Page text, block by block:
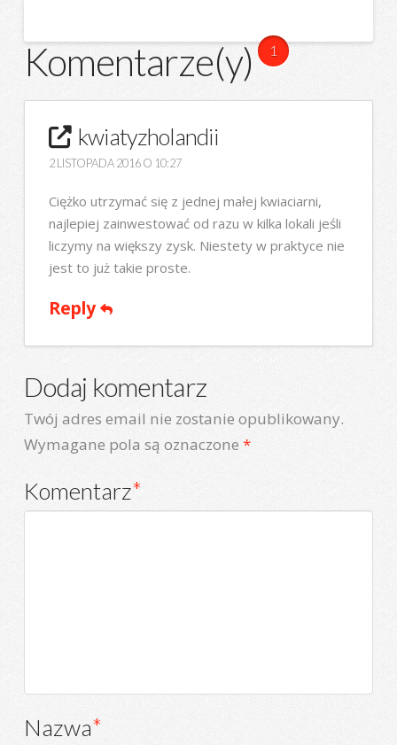
Komentarze(y) 1
kwiatyzholandii
2 LISTOPADA 2016 O 10:27
Ciężko utrzymać się z jednej małej kwiaciarni,
najlepiej zainwestować od razu w kilka lokali jeśli
liczymy na większy zysk. Niestety w praktyce nie
jest to już takie proste.
Reply
Dodaj komentarz
Twój adres email nie zostanie opublikowany.
Wymagane pola są oznaczone *
Komentarz*
Nazwa*